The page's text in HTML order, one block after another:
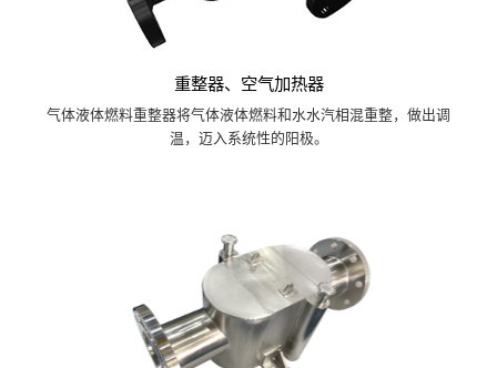
重整器、空气加热器
气体液体燃料重整器将气体液体燃料和水水汽相混重整，做出调
温，迈入系统性的阳极。